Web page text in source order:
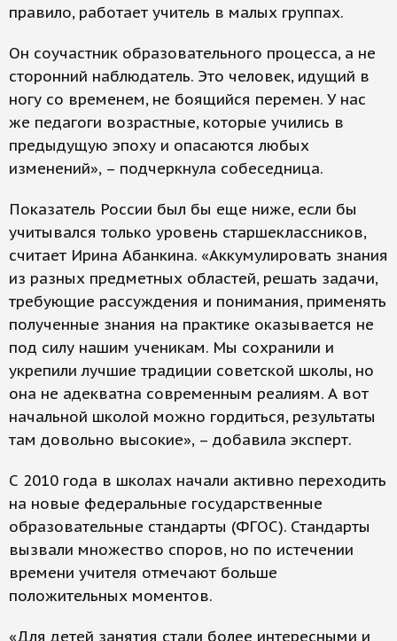
правило, работает учитель в малых группах.
Он соучастник образовательного процесса, а не
сторонний наблюдатель. Это человек, идущий в
ногу со временем, не боящийся перемен. У нас
же педагоги возрастные, которые учились в
предыдущую эпоху и опасаются любых
изменений», – подчеркнула собеседница.
Показатель России был бы еще ниже, если бы
учитывался только уровень старшеклассников,
считает Ирина Абанкина. «Аккумулировать знания
из разных предметных областей, решать задачи,
требующие рассуждения и понимания, применять
полученные знания на практике оказывается не
под силу нашим ученикам. Мы сохранили и
укрепили лучшие традиции советской школы, но
она не адекватна современным реалиям. А вот
начальной школой можно гордиться, результаты
там довольно высокие», – добавила эксперт.
С 2010 года в школах начали активно переходить
на новые федеральные государственные
образовательные стандарты (ФГОС). Стандарты
вызвали множество споров, но по истечении
времени учителя отмечают больше
положительных моментов.
«Для детей занятия стали более интересными и